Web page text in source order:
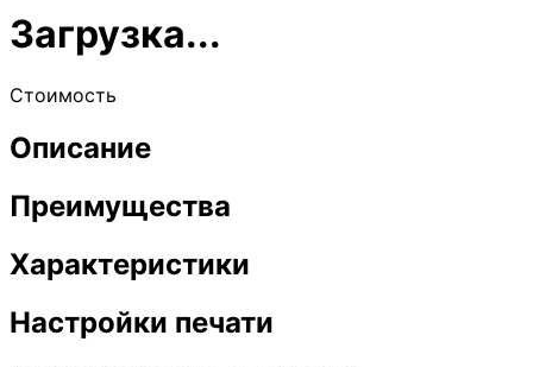
Загрузка...
Стоимость
Описание
Преимущества
Характеристики
Настройки печати